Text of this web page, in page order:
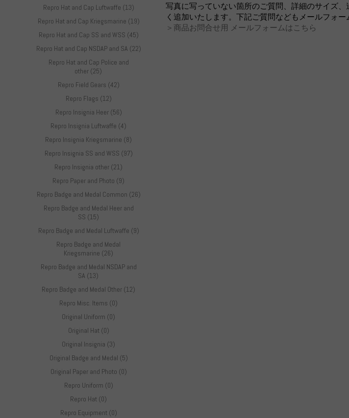
Repro Hat and Cap Luftwaffe (13)
Repro Hat and Cap Kriegsmarine (19)
Repro Hat and Cap SS and WSS (45)
Repro Hat and Cap NSDAP and SA (22)
Repro Hat and Cap Police and
other (25)
Repro Field Gears (42)
Repro Flags (12)
Repro Insignia Heer (56)
Repro Insignia Luftwaffe (4)
Repro Insignia Kriegsmarine (8)
Repro Insignia SS and WSS (97)
Repro Insignia other (21)
Repro Paper and Photo (9)
Repro Badge and Medal Common (26)
Repro Badge and Medal Heer and
SS (15)
Repro Badge and Medal Luftwaffe (9)
Repro Badge and Medal
Kriegsmarine (26)
Repro Badge and Medal NSDAP and
SA (13)
Repro Badge and Medal Other (12)
Repro Misc. Items (0)
Original Uniform (0)
Original Hat (0)
Original Insignia (3)
Original Badge and Medal (5)
Original Paper and Photo (0)
Repro Uniform (0)
Repro Hat (0)
Repro Equipment (0)
写真に写っていない箇所のご質問、詳細のサイズ
く追加いたします。下記ご質問などもメールフォー
＞商品お問合せ用 メールフォームはこちら